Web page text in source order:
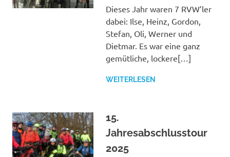
Dieses Jahr waren 7 RVW’ler
dabei: Ilse, Heinz, Gordon,
Stefan, Oli, Werner und
Dietmar. Es war eine ganz
gemütliche, lockere[…]
WEITERLESEN
15.
Jahresabschlusstour
2025